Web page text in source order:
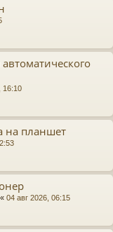
16:10
на планшет
« 04 авг 2026, 06:15